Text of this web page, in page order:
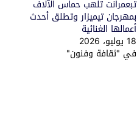
تبعمرانت تلهب حماس الآلاف
بمهرجان تيميزار وتطلق أحدث
أعمالها الغنائية
18 يوليو، 2026
في "ثقافة وفنون"